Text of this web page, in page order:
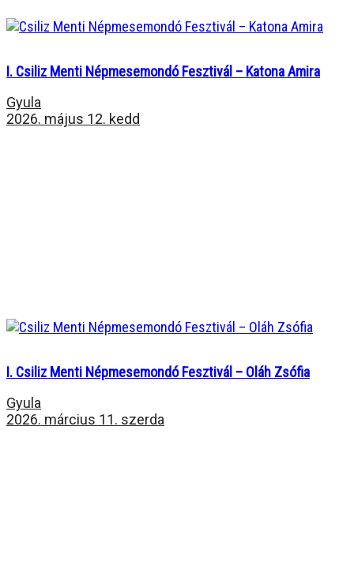
I. Csiliz Menti Népmesemondó Fesztivál – Katona Amira
Gyula
2026. május 12. kedd
I. Csiliz Menti Népmesemondó Fesztivál – Oláh Zsófia
Gyula
2026. március 11. szerda